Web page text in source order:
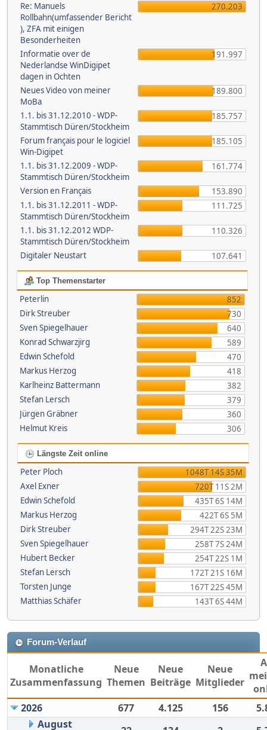
Re: Manuels
Rollbahn(umfassender Bericht
), ZFA mit einigen
Besonderheiten
270.203
Informatie over de
Nederlandse WinDigipet
dagen in Ochten
191.997
Neues Video von meiner
MoBa
189.800
1.1. bis 31.12.2010 - WDP-
Stammtisch Düren/Stockheim
185.757
Forum français pour le logiciel
Win-Digipet
185.105
1.1. bis 31.12.2009 - WDP-
Stammtisch Düren/Stockheim
161.774
Version en Français
153.890
1.1. bis 31.12.2011 - WDP-
Stammtisch Düren/Stockheim
111.725
1.1. bis 31.12.2012 WDP-
Stammtisch Düren/Stockheim
110.326
Digitaler Neustart 107.641
Top Themenstarter
Peterlin
852
Dirk Streuber
730
Sven Spiegelhauer
640
Konrad Schwarzjirg
589
Edwin Schefold
470
Markus Herzog
418
Karlheinz Battermann
382
Stefan Lersch
379
Jürgen Gräbner
360
Helmut Kreis
306
Längste Zeit online
Peter Ploch
1048T 14S 35M
Axel Exner
720T 11S 2M
Edwin Schefold
435T 6S 14M
Markus Herzog
422T 6S 5M
Dirk Streuber
294T 22S 23M
Sven Spiegelhauer
258T 7S 24M
Hubert Becker
254T 22S 1M
Stefan Lersch
172T 21S 16M
Torsten Junge
167T 22S 45M
Matthias Schäfer
143T 6S 44M
Forum-Verlauf
Monatliche
Zusammenfassung
Neue
Themen
Neue
Beiträge
Neue
Mitglieder
2026
677 4.125 156
August